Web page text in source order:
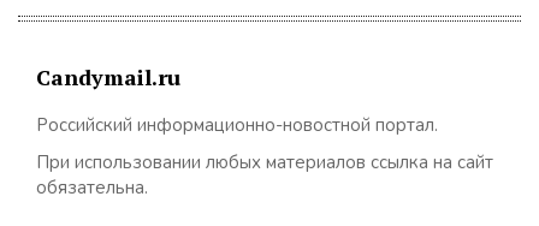
Candymail.ru
Российский информационно-новостной портал.
При использовании любых материалов ссылка на сайт
обязательна.